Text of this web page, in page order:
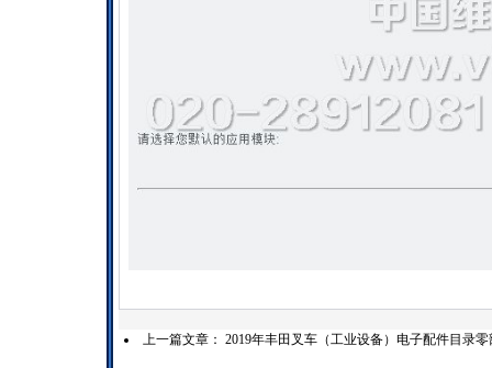
上一篇文章： 2019年丰田叉车（工业设备）电子配件目录